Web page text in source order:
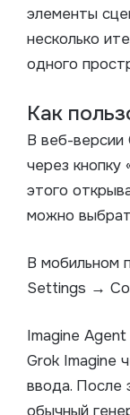
элементы
несколько
одного
Как
В веб-версии
через кнопку
этого
можно
В мобильном
Settings →
Imagine
Grok Imagine
ввода. После
обычный